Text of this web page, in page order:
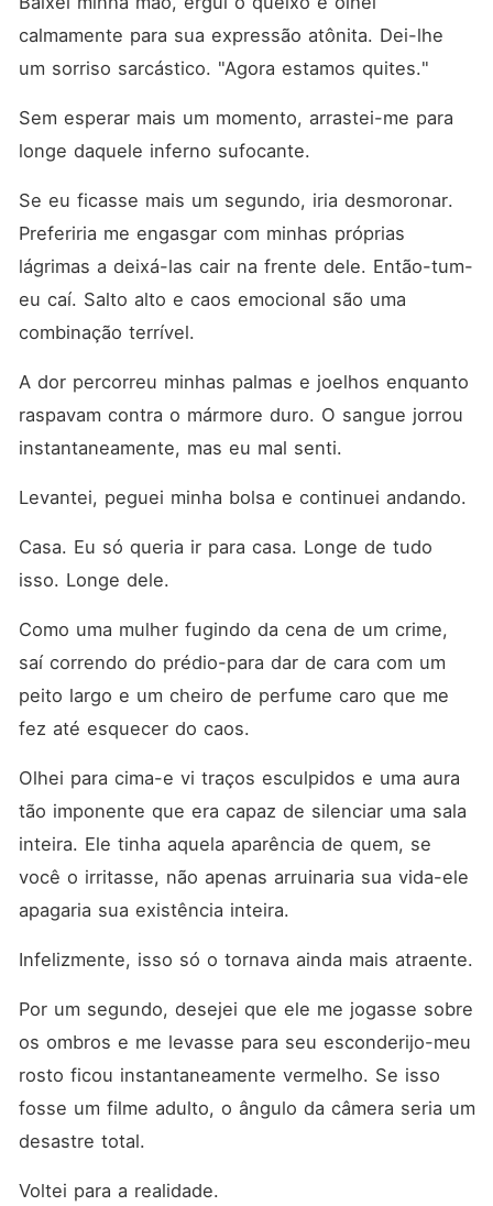
calmamente para sua expressão atônita. Dei-lhe
um sorriso sarcástico. "Agora estamos quites."
Sem esperar mais um momento, arrastei-me para
longe daquele inferno sufocante.
Se eu ficasse mais um segundo, iria desmoronar.
Preferiria me engasgar com minhas próprias
lágrimas a deixá-las cair na frente dele. Então-tum-
eu caí. Salto alto e caos emocional são uma
combinação terrível.
A dor percorreu minhas palmas e joelhos enquanto
raspavam contra o mármore duro. O sangue jorrou
instantaneamente, mas eu mal senti.
Levantei, peguei minha bolsa e continuei andando.
Casa. Eu só queria ir para casa. Longe de tudo
isso. Longe dele.
Como uma mulher fugindo da cena de um crime,
saí correndo do prédio-para dar de cara com um
peito largo e um cheiro de perfume caro que me
fez até esquecer do caos.
Olhei para cima-e vi traços esculpidos e uma aura
tão imponente que era capaz de silenciar uma sala
inteira. Ele tinha aquela aparência de quem, se
você o irritasse, não apenas arruinaria sua vida-ele
apagaria sua existência inteira.
Infelizmente, isso só o tornava ainda mais atraente.
Por um segundo, desejei que ele me jogasse sobre
os ombros e me levasse para seu esconderijo-meu
rosto ficou instantaneamente vermelho. Se isso
fosse um filme adulto, o ângulo da câmera seria um
desastre total.
Voltei para a realidade.